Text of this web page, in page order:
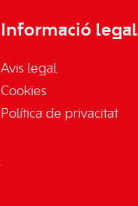
Informació legal
Avis legal
Cookies
Política de privacitat